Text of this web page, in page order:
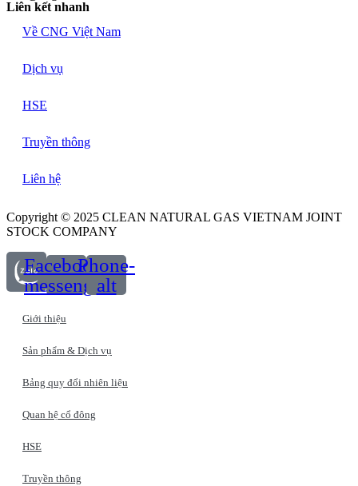
Liên kết nhanh
Về CNG Việt Nam
Dịch vụ
HSE
Truyền thông
Liên hệ
Copyright © 2025 CLEAN NATURAL GAS VIETNAM JOINT
STOCK COMPANY
Facebook-
messenger
Phone-
alt
Giới thiệu
Sản phẩm & Dịch vụ
Bảng quy đổi nhiên liệu
Quan hệ cổ đông
HSE
Truyền thông